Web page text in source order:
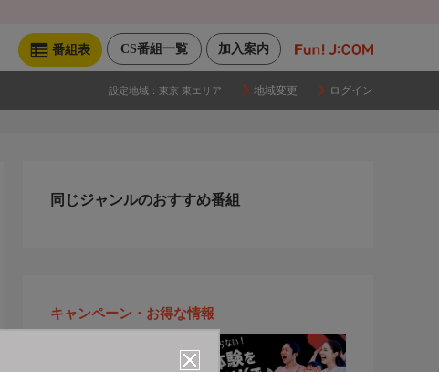
加入案内
CS番組一覧
番組表
設定地域： 東京 東エリア 地域変更 ログイン
同じジャンルのおすすめ番組
キャンペーン・お得な情報